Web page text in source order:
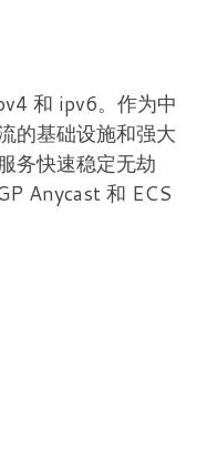
和 ipv6。作为中
的基础设施和强大
务快速稳定无劫
Anycast 和 ECS